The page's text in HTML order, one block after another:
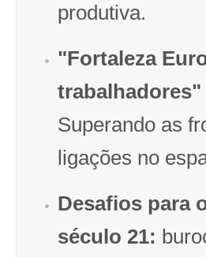
produtiva.
"Fortaleza
trabalhadores"
Superando as
ligações no
Desafios para
século 21: